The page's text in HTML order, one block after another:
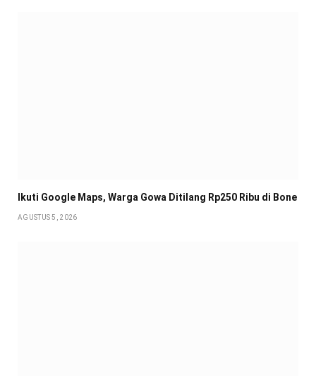
Ikuti Google Maps, Warga Gowa Ditilang Rp250 Ribu di Bone
AGUSTUS 5, 2026